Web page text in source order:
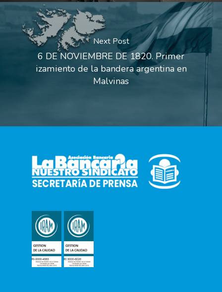
Next Post
6 DE NOVIEMBRE DE 1820. Primer
izamiento de la bandera argentina en
Malvinas